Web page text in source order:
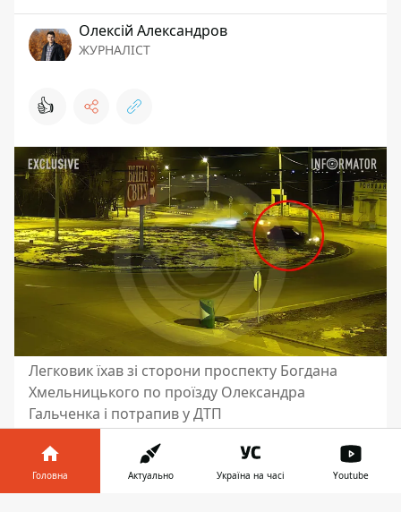
Олексій Александров
ЖУРНАЛІСТ
👍
Легковик їхав зі сторони проспекту Богдана
Хмельницького по проїзду Олександра
Гальченка і потрапив у ДТП
У вівторок, 25 лютого, у Дніпрі на вулиці
Панікахи, поблизу кільцевої розв'язки,
сталася дорожньо-транспортна
Головна Актуально Україна на часі Youtube